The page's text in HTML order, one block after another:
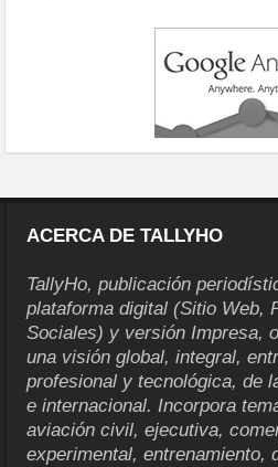
ACERCA DE TALLYHO
TallyHo, publicación
plataforma digital (Sitio Web,
Sociales) y versión Impresa,
una visión global, integral,
profesional y tecnológica, de
e internacional. Incorpora
aviación civil, ejecutiva,
experimental, entrenamiento,